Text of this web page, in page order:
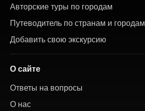
Авторские туры по городам
Путеводитель по странам и городам
Добавить свою экскурсию
О сайте
Ответы на вопросы
О нас